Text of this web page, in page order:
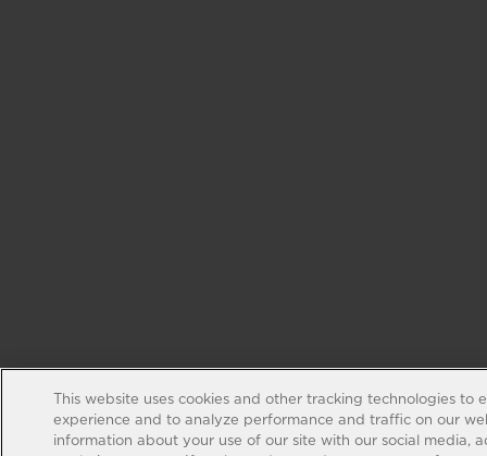
This website uses cookies and other tracking technologies to
experience and to analyze performance and traffic on our
information about your use of our site with our social media,